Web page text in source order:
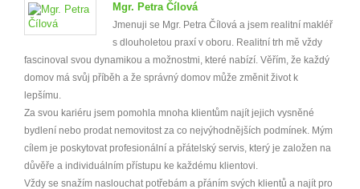
Mgr. Petra Čílová
Jmenuji se Mgr. Petra Čílová a jsem realitní makléř
s dlouholetou praxí v oboru. Realitní trh mě vždy
fascinoval svou dynamikou a možnostmi, které nabízí. Věřím, že každý
domov má svůj příběh a že správný domov může změnit život k
lepšímu.
Za svou kariéru jsem pomohla mnoha klientům najít jejich vysněné
bydlení nebo prodat nemovitost za co nejvýhodnějších podmínek. Mým
cílem je poskytovat profesionální a přátelský servis, který je založen na
důvěře a individuálním přístupu ke každému klientovi.
Vždy se snažím naslouchat potřebám a přáním svých klientů a najít pro